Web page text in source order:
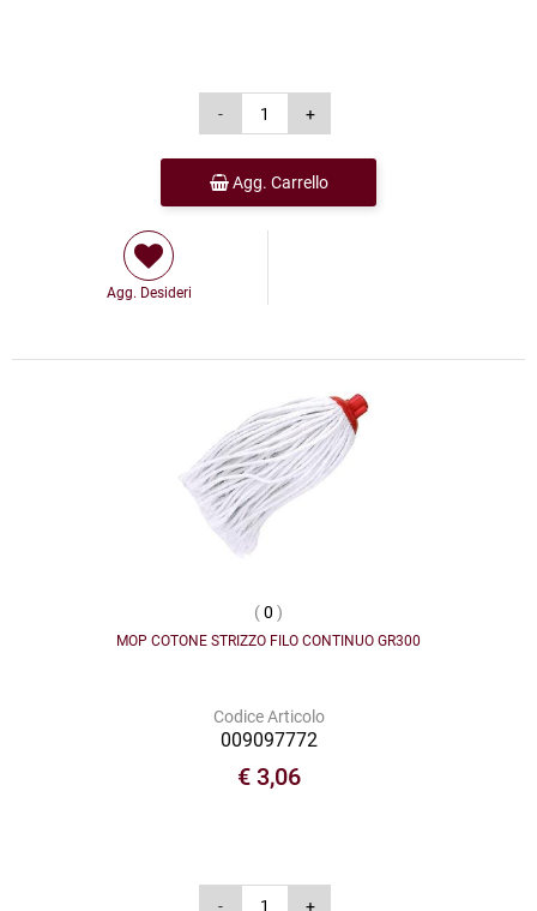
Agg. Carrello
Agg. Desideri
(0 )
MOP COTONE STRIZZO FILO CONTINUO GR300
Codice Articolo
009097772
€ 3,06